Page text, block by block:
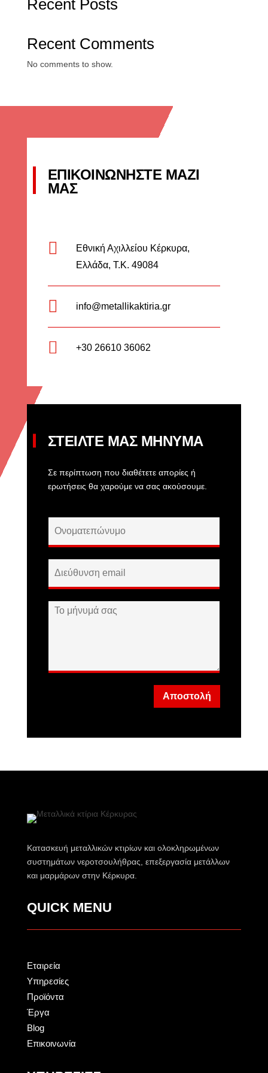
Recent Posts
Recent Comments
No comments to show.
ΕΠΙΚΟΙΝΩΝΗΣΤΕ ΜΑΖΙ
ΜΑΣ

Εθνική Αχιλλείου Κέρκυρα,
Ελλάδα, Τ.Κ. 49084
 info@metallikaktiria.gr
 +30 26610 36062
ΣΤΕΙΛΤΕ ΜΑΣ ΜΗΝΥΜΑ
Σε περίπτωση που διαθέτετε απορίες ή
ερωτήσεις θα χαρούμε να σας ακούσουμε.
Αποστολή
Κατασκευή μεταλλικών κτιρίων και ολοκληρωμένων
συστημάτων νεροτσουλήθρας, επεξεργασία μετάλλων
και μαρμάρων στην Κέρκυρα.
QUICK MENU
Εταιρεία
Υπηρεσίες
Προϊόντα
Έργα
Blog
Επικοινωνία